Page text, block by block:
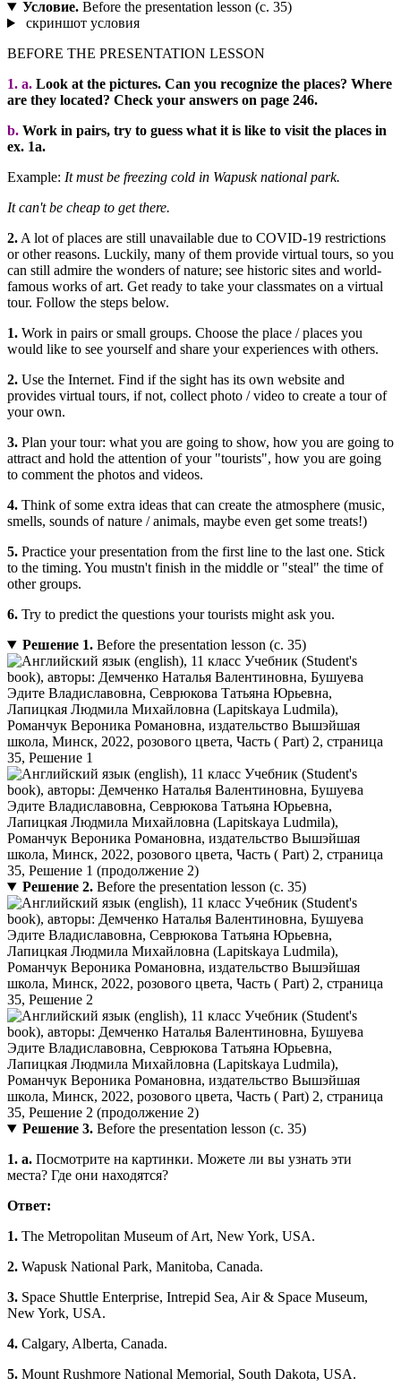
Условие.Before the presentation lesson (с. 35)
скриншот условия
BEFORE THE PRESENTATION LESSON
1. a. Look at the pictures. Can you recognize the places? Where
are they located? Check your answers on page 246.
b. Work in pairs, try to guess what it is like to visit the places in
ex. 1a.
Example: It must be freezing cold in Wapusk national park.
It can't be cheap to get there.
2. A lot of places are still unavailable due to COVID-19 restrictions
or other reasons. Luckily, many of them provide virtual tours, so you
can still admire the wonders of nature; see historic sites and world-
famous works of art. Get ready to take your classmates on a virtual
tour. Follow the steps below.
1. Work in pairs or small groups. Choose the place / places you
would like to see yourself and share your experiences with others.
2. Use the Internet. Find if the sight has its own website and
provides virtual tours, if not, collect photo / video to create a tour of
your own.
3. Plan your tour: what you are going to show, how you are going to
attract and hold the attention of your "tourists", how you are going
to comment the photos and videos.
4. Think of some extra ideas that can create the atmosphere (music,
smells, sounds of nature / animals, maybe even get some treats!)
5. Practice your presentation from the first line to the last one. Stick
to the timing. You mustn't finish in the middle or "steal" the time of
other groups.
6. Try to predict the questions your tourists might ask you.
Решение 1.Before the presentation lesson (с. 35)
Решение 2.Before the presentation lesson (с. 35)
Решение 3.Before the presentation lesson (с. 35)
1. a. Посмотрите на картинки. Можете ли вы узнать эти
места? Где они находятся?
Ответ:
1. The Metropolitan Museum of Art, New York, USA.
2. Wapusk National Park, Manitoba, Canada.
3. Space Shuttle Enterprise, Intrepid Sea, Air & Space Museum,
New York, USA.
4. Calgary, Alberta, Canada.
5. Mount Rushmore National Memorial, South Dakota, USA.